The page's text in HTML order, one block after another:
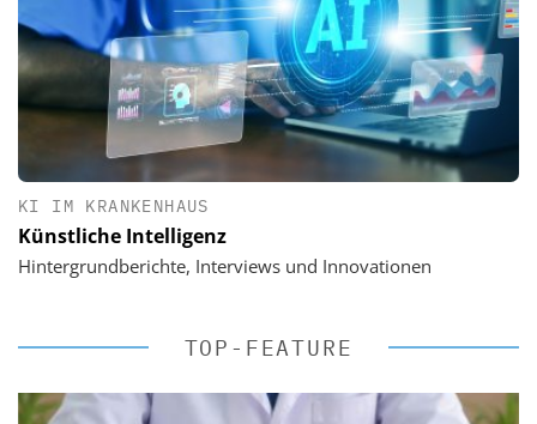
KI IM KRANKENHAUS
Künstliche Intelligenz
Hintergrundberichte, Interviews und Innovationen
TOP-FEATURE